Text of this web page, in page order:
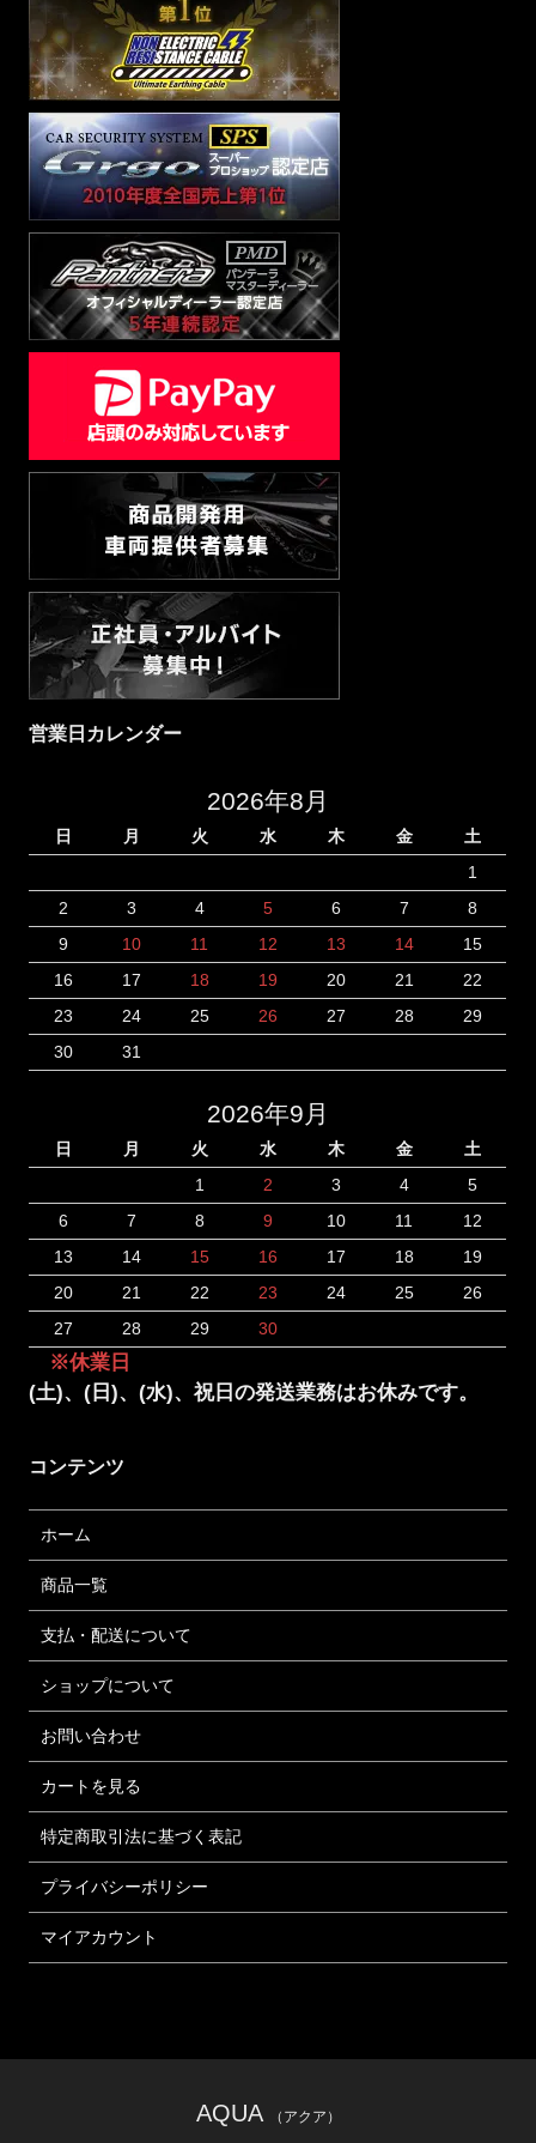
営業日カレンダー
2026年8月
日 月 火 水 木 金
土
1
2
3 4 5 6 7
8
9
10 11 12 13 14
15
16
17 18 19 20 21
22
23
24 25 26 27 28
29
30
31
2026年9月
日 月 火 水 木 金
土
1
2 3 4
5
6
7 8 9 10 11
12
13
14 15 16 17 18
19
20
21 22 23 24 25
26
27
28 29 30
※休業日
(土)、(日)、(水)、祝日の発送業務はお休みです。
コンテンツ
ホーム
商品一覧
支払・配送について
ショップについて
お問い合わせ
カートを見る
特定商取引法に基づく表記
プライバシーポリシー
マイアカウント
AQUA （アクア）